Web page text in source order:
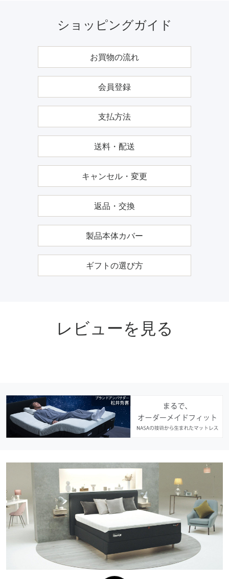
ショッピングガイド
お買物の流れ
会員登録
支払方法
送料・配送
キャンセル・変更
返品・交換
製品本体カバー
ギフトの選び方
レビューを見る